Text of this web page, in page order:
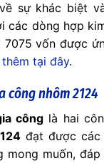
sự khác biệt
các dòng hợp
7075 vốn được
thêm tại đây.
công nhôm 2124
công là hai
đạt được
mong muốn,